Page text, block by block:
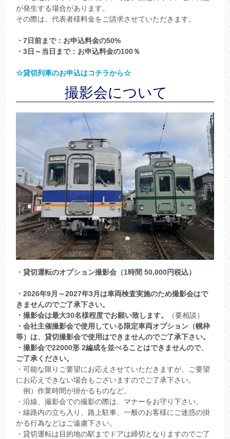
が発生する場合があります。
その際は、代表者様料金をご請求させていただきます。
・7日前まで：お申込料金の50%
・3日～当日まで：お申込料金の100％
☆貸切列車のお申込はコチラから☆
撮影会について
・貸切運転のオプション撮影会（1時間 50,000円税込）
・2026年9月～2027年3月は車両検査実施のため撮影会はで
きませんのでご了承下さい。
・撮影会は最大30名様程度でお願い致します。
（要相談）
・会社主催撮影会で使用している限定車両オプション（幌枠
等）は、貸切撮影会で使用はできませんのでご了承下さい。
・撮影会で22000形 2編成を並べることはできませんので、
ご了承ください。
・可能な限りご要望にお応えさせていただきますが、ご要望
にお応えできない場合もございますのでご了承下さい。
例）作業時間が掛かるものなど。
・沿線、撮影会での撮影の際は、マナーをお守り下さい。
・線路内の立ち入り、路上駐車、一般のお客様にご迷惑の掛
かる行為などはご遠慮下さい。
・貸切運転は目的地の駅までドアは締切となりますのでご了